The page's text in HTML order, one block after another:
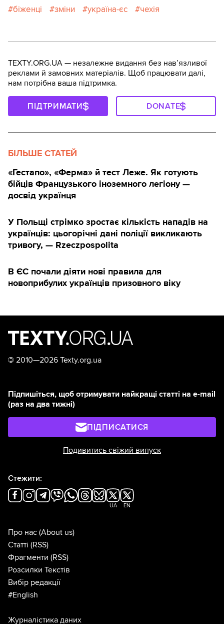
біженці зміни україна-єс чехія
TEXTY.ORG.UA — незалежне видання без навʼязливої
реклами й замовних матеріалів. Щоб працювати далі,
нам потрібна ваша підтримка.
ПІДТРИМАТИ DONATE
БІЛЬШЕ СТАТЕЙ
«Гестапо», «Ферма» й тест Леже. Як готують
бійців Французького іноземного легіону —
досвід українця
У Польщі стрімко зростає кількість нападів на
українців: цьогорічні дані поліції викликають
тривогу, — Rzeczpospolita
В ЄС почали діяти нові правила для
новоприбулих українців призовного віку
© 2010—2026 Texty.org.ua
Підпишіться, щоб отримувати найкращі статті на e-mail
(раз на два тижні)
ПІДПИСАТИСЯ
Подивитись свіжий випуск
Стежити:
UA EN
Про нас (About us)
Статті (RSS)
Фрагменти (RSS)
Розсилки Текстів
Вибір редакції
#English
Журналістика даних